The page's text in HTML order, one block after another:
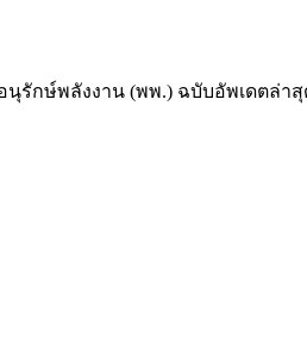
กษ์พลังงาน (พพ.) ฉบับอัพเดตล่า